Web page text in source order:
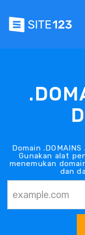
Domain
Gunakan alat
menemukan
dan